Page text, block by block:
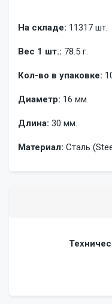
На складе: 11317 шт.
Вес 1 шт.: 78.5 г.
Кол-во в упаковке:
Диаметр: 16 мм.
Длина: 30 мм.
Материал: Сталь